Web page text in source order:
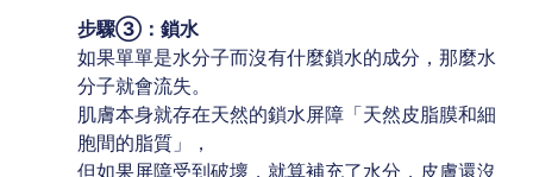
步驟③：鎖水
如果單單是水分子而沒有什麼鎖水的成分，那麼水
分子就會流失。
肌膚本身就存在天然的鎖水屏障「天然皮脂膜和細
胞間的脂質」，
但如果屏障受到破壞，就算補充了水分，皮膚還沒